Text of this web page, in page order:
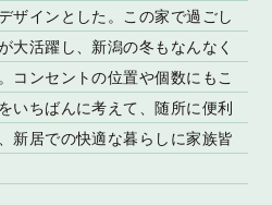
ザインとした。この家で過ごし
大活躍し、新潟の冬もなんなく
コンセントの位置や個数にもこ
いちばんに考えて、随所に便利
新居での快適な暮らしに家族皆